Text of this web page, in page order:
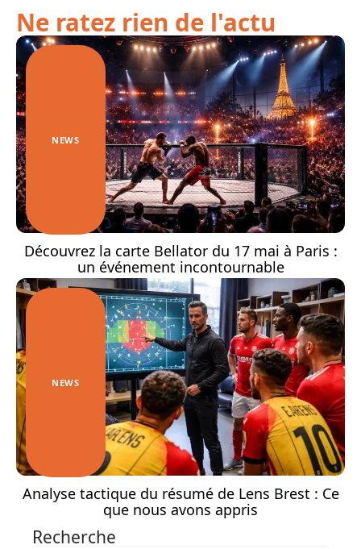
Ne ratez rien de l'actu
NEWS
Découvrez la carte Bellator du 17 mai à Paris :
un événement incontournable
NEWS
Analyse tactique du résumé de Lens Brest : Ce
que nous avons appris
Recherche